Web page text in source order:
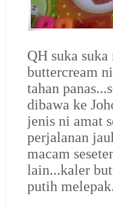
QH suka
buttercream
tahan
dibawa ke
jenis ni amat
perjalanan
macam
lain...kaler
putih